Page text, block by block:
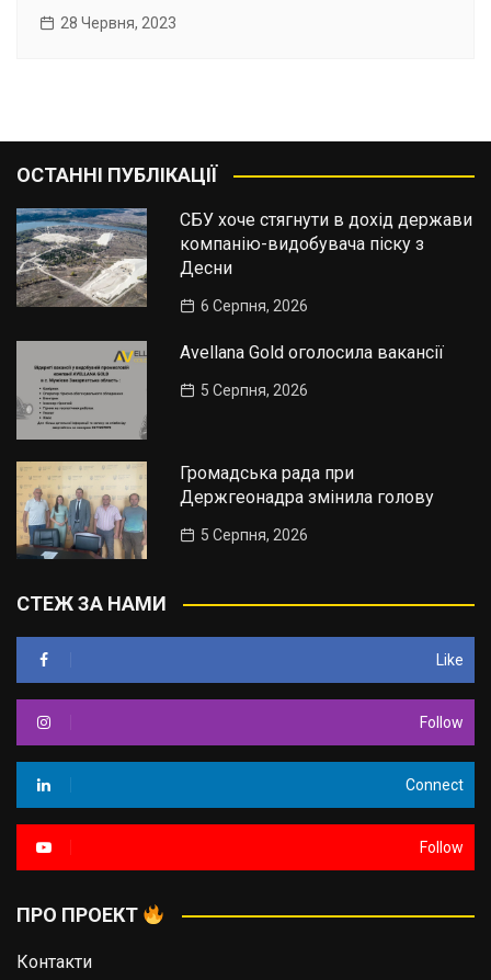
28 Червня, 2023
ОСТАННІ ПУБЛІКАЦІЇ
СБУ хоче стягнути в дохід держави
компанію-видобувача піску з
Десни
6 Серпня, 2026
Avellana Gold оголосила вакансії
5 Серпня, 2026
Громадська рада при
Держгеонадра змінила голову
5 Серпня, 2026
СТЕЖ ЗА НАМИ
Like
Follow
Connect
Follow
ПРО ПРОЕКТ
Контакти